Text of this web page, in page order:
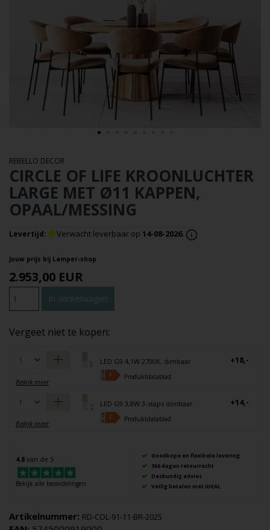
REBELLO DECOR
CIRCLE OF LIFE KROONLUCHTER
LARGE MET Ø11 KAPPEN,
OPAAL/MESSING
Levertijd: Verwacht leverbaar op 14-08-2026.
Jouw prijs bij Lamper-shop
2.953,00 EUR
Vergeet niet te kopen:
Bekijk meer
LED G9 4,1W 2700K, dimbaar
Produktdatablad
+18,-
Bekijk meer
LED G9 3,8W 3-staps dimbaar
Produktdatablad
+14,-
4.8 van de 5
Bekijk alle beoordelingen
Goedkope en flexibele levering
366 dagen retourrecht
Deskundig advies
Veilig betalen met iDEAL
Artikelnummer: RD-COL-91-11-BR-2025